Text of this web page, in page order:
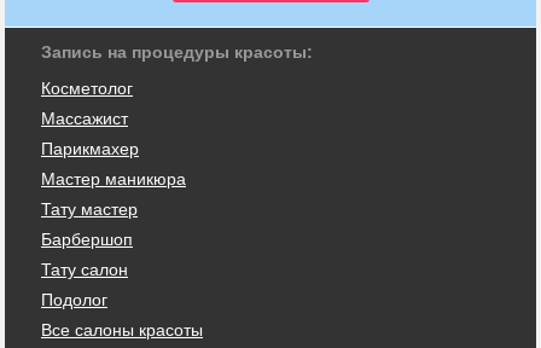
Запись на процедуры красоты:
Косметолог
Массажист
Парикмахер
Мастер маникюра
Тату мастер
Барбершоп
Тату салон
Подолог
Все салоны красоты